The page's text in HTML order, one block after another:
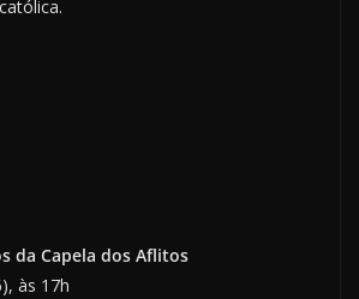
da Capela dos Aflitos
às 17h